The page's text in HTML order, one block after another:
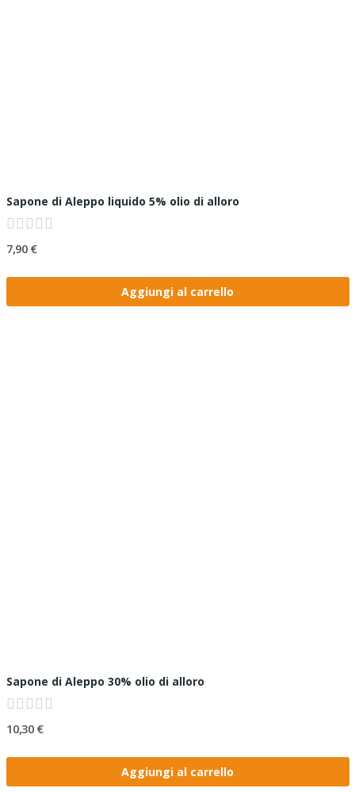
Sapone di Aleppo liquido 5% olio di alloro
7,90 €
Aggiungi al carrello
Sapone di Aleppo 30% olio di alloro
10,30 €
Aggiungi al carrello